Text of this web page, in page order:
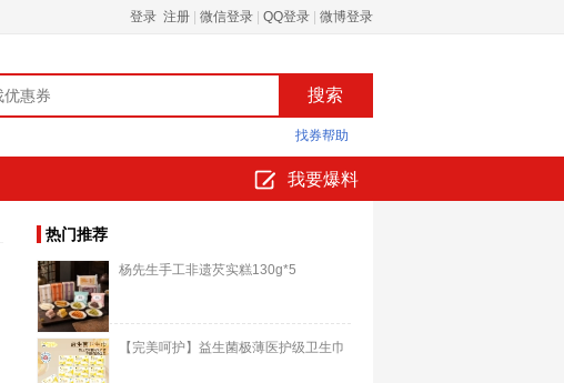
登录 注册 微信登录 QQ登录 微博登录
找券帮助
我要爆料
热门推荐
杨先生手工非遗芡实糕130g*5
【完美呵护】益生菌极薄医护级卫生巾